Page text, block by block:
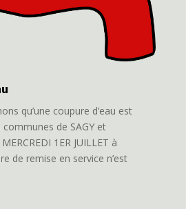
qu’une coupure d’eau est
de SAGY et
1ER JUILLET à
de remise en service n’est